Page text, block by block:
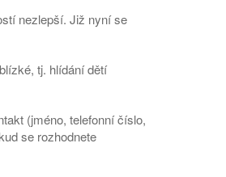
nezlepší. Již nyní se
tj. hlídání dětí
(jméno, telefonní číslo,
se rozhodnete